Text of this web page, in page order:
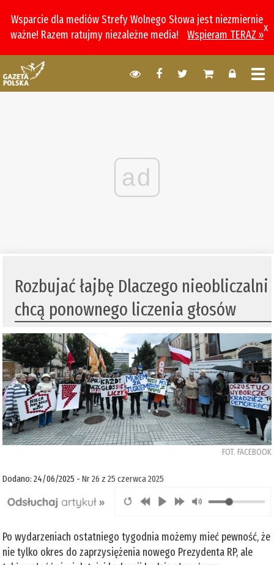
Wsparcie dla mediów Strefy Wolnego Słowa jest niezmiernie
ważne! Razem ratujmy niezależne media!
Wspieram TERAZ »
x
ad
Rozbujać łajbę Dlaczego nieobliczalni
chcą ponownego liczenia głosów
FOT. FACEBOOK
Dodano: 24/06/2025 -Nr 26 z 25 czerwca 2025
Po wydarzeniach ostatniego tygodnia możemy mieć pewność, że
nie tylko okres do zaprzysiężenia nowego Prezydenta RP, ale